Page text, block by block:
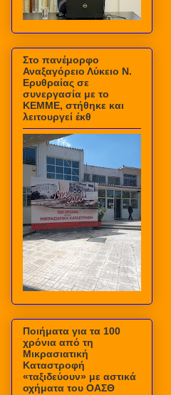
Στο πανέμορφο
Αναξαγόρειο Λύκειο Ν.
Ερυθραίας σε
συνεργασία με το
ΚΕΜΜΕ, στήθηκε και
λειτουργεί έκθ
Ποιήματα για τα 100
χρόνια από τη
Μικρασιατική
Καταστροφή
«ταξιδεύουν» με αστικά
οχήματα του ΟΑΣΘ